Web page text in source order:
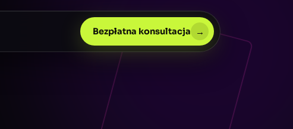
Bezpłatna konsultacja →